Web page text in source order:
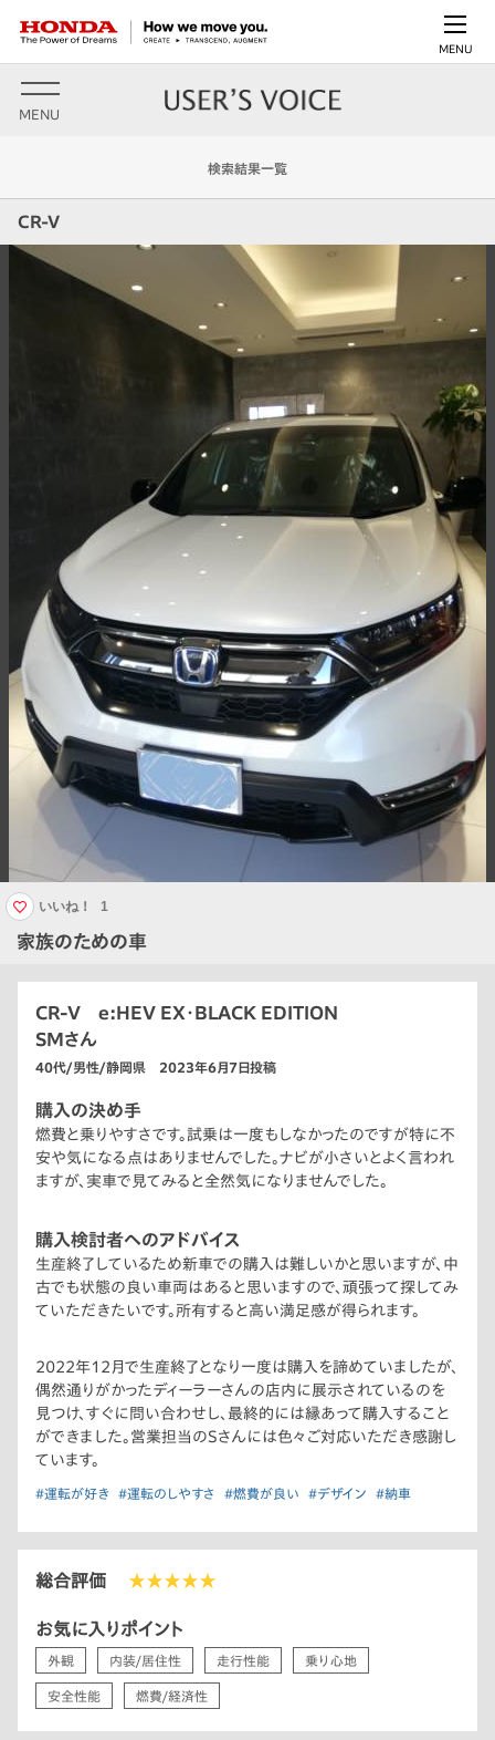
MENU
MENU
検索結果一覧
CR-V
家族のための車
いいね！ 1
CR-V e:HEV EX・BLACK EDITION
SMさん
40代/男性/静岡県 2023年6月7日投稿
購入の決め手
燃費と乗りやすさです。試乗は一度もしなかったのですが特に不
安や気になる点はありませんでした。ナビが小さいとよく言われ
ますが、実車で見てみると全然気になりませんでした。
購入検討者へのアドバイス
生産終了しているため新車での購入は難しいかと思いますが、中
古でも状態の良い車両はあると思いますので、頑張って探してみ
ていただきたいです。所有すると高い満足感が得られます。
2022年12月で生産終了となり一度は購入を諦めていましたが、
偶然通りがかったディーラーさんの店内に展示されているのを
見つけ、すぐに問い合わせし、最終的には縁あって購入すること
ができました。営業担当のSさんには色々ご対応いただき感謝し
ています。
#運転が好き #運転のしやすさ #燃費が良い #デザイン #納車
総合評価 ★★★★★
お気に入りポイント
外観 内装/居住性 走行性能 乗り心地
安全性能 燃費/経済性